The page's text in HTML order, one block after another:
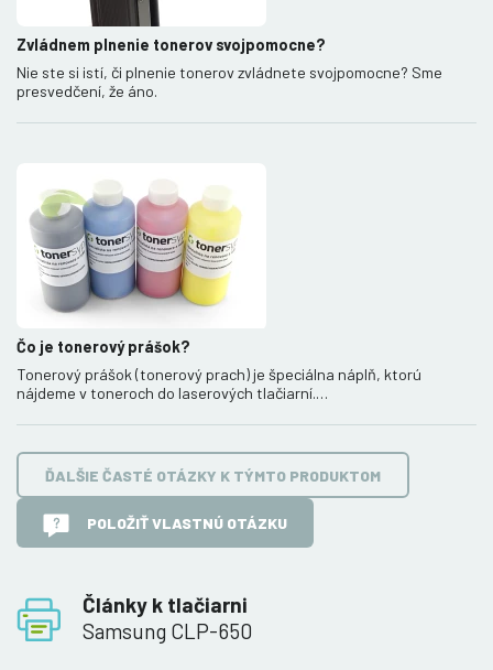
Články k tlačiarni
Samsung CLP-650
Zvládnem plnenie tonerov svojpomocne?
Nie ste si istí, či plnenie tonerov zvládnete svojpomocne? Sme
presvedčení, že áno.
Čo je tonerový prášok?
Tonerový prášok (tonerový prach) je špeciálna náplň, ktorú
nájdeme v toneroch do laserových tlačiarní.…
ĎALŠIE ČASTÉ OTÁZKY K TÝMTO PRODUKTOM
POLOŽIŤ VLASTNÚ OTÁZKU